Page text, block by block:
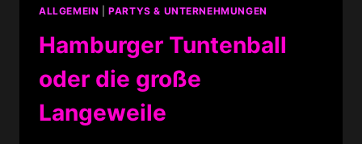
ALLGEMEIN |PARTYS & UNTERNEHMUNGEN
Hamburger Tuntenball
oder die große
Langeweile